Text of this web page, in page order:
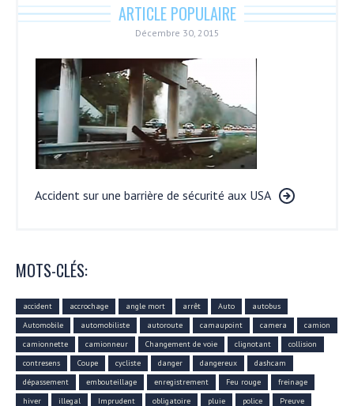
ARTICLE POPULAIRE
Décembre 30, 2015
Accident sur une barrière de sécurité aux USA
MOTS-CLÉS:
accident accrochage angle mort arrêt Auto
autobus
Automobile
automobiliste autoroute camaupoint camera
camion
camionnette
camionneur Changement de voie clignotant
collision
contresens
Coupe cycliste danger dangereux
dashcam
dépassement
embouteillage enregistrement Feu rouge
freinage
hiver
illegal Imprudent obligatoire pluie police Preuve